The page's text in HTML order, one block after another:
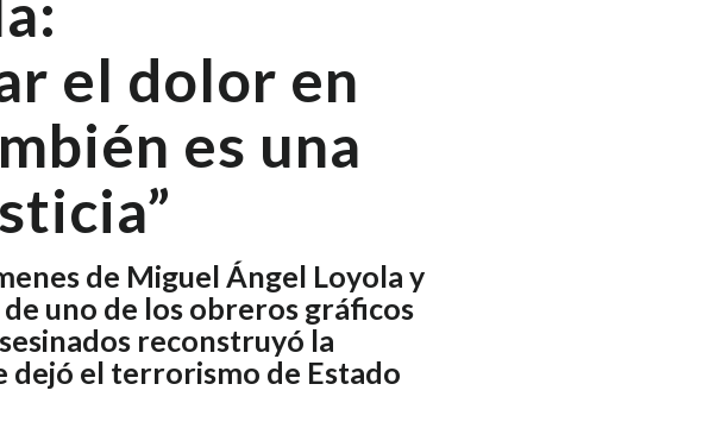
el dolor en
es una
de Miguel Ángel Loyola y
uno de los obreros gráficos
reconstruyó la
dejó el terrorismo de Estado